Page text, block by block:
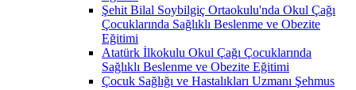
Şehit Bilal Soybilgiç Ortaokulu'nda Okul Çağı
Çocuklarında Sağlıklı Beslenme ve Obezite
Eğitimi
Atatürk İlkokulu Okul Çağı Çocuklarında
Sağlıklı Beslenme ve Obezite Eğitimi
Çocuk Sağlığı ve Hastalıkları Uzmanı Şehmus